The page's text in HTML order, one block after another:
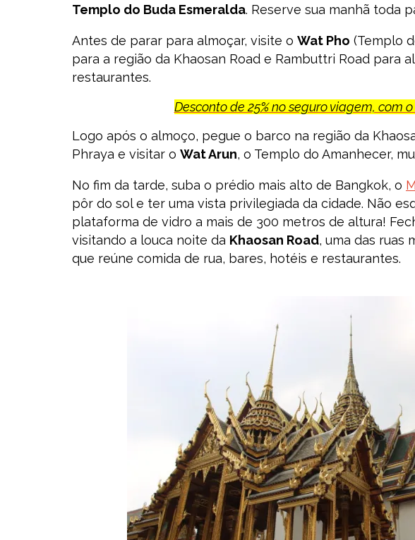
Templo do Buda Esmeralda. Reserve sua manhã toda
Antes de parar para almoçar, visite o Wat Pho (Templo
para a região da Khaosan Road e Rambuttri Road para
restaurantes.
Desconto de 25% no seguro viagem, com
Logo após o almoço, pegue o barco na região da
Phraya e visitar o Wat Arun, o Templo do Amanhecer,
No fim da tarde, suba o prédio mais alto de Bangkok, o
pôr do sol e ter uma vista privilegiada da cidade. Não
plataforma de vidro a mais de 300 metros de altura!
visitando a louca noite da Khaosan Road, uma das ruas
que reúne comida de rua, bares, hotéis e restaurantes.